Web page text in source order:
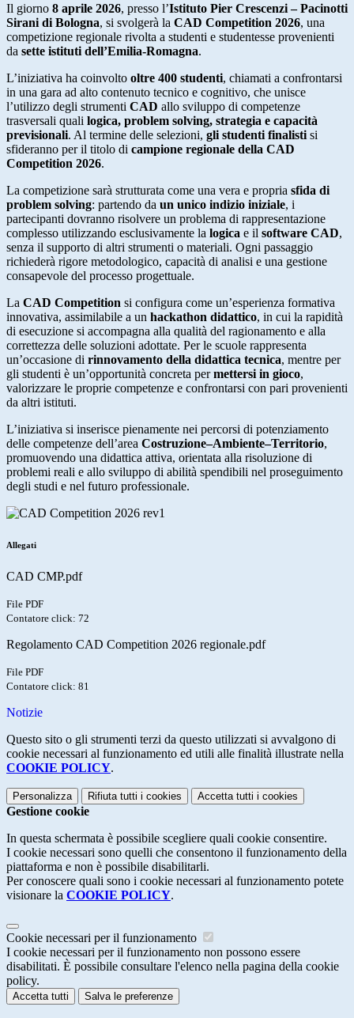
Il giorno 8 aprile 2026, presso l’Istituto Pier Crescenzi – Pacinotti
Sirani di Bologna, si svolgerà la CAD Competition 2026, una
competizione regionale rivolta a studenti e studentesse provenienti
da sette istituti dell’Emilia-Romagna.
L’iniziativa ha coinvolto oltre 400 studenti, chiamati a confrontarsi
in una gara ad alto contenuto tecnico e cognitivo, che unisce
l’utilizzo degli strumenti CAD allo sviluppo di competenze
trasversali quali logica, problem solving, strategia e capacità
previsionali. Al termine delle selezioni, gli studenti finalisti si
sfideranno per il titolo di campione regionale della CAD
Competition 2026.
La competizione sarà strutturata come una vera e propria sfida di
problem solving: partendo da un unico indizio iniziale, i
partecipanti dovranno risolvere un problema di rappresentazione
complesso utilizzando esclusivamente la logica e il software CAD,
senza il supporto di altri strumenti o materiali. Ogni passaggio
richiederà rigore metodologico, capacità di analisi e una gestione
consapevole del processo progettuale.
La CAD Competition si configura come un’esperienza formativa
innovativa, assimilabile a un hackathon didattico, in cui la rapidità
di esecuzione si accompagna alla qualità del ragionamento e alla
correttezza delle soluzioni adottate. Per le scuole rappresenta
un’occasione di rinnovamento della didattica tecnica, mentre per
gli studenti è un’opportunità concreta permettersi in gioco,
valorizzare le proprie competenze e confrontarsi con pari provenienti
da altri istituti.
L’iniziativa si inserisce pienamente nei percorsi di potenziamento
delle competenze dell’area Costruzione–Ambiente–Territorio,
promuovendo una didattica attiva, orientata alla risoluzione di
problemi reali e allo sviluppo di abilità spendibili nel proseguimento
degli studi e nel futuro professionale.
Allegati
CAD CMP.pdf
File PDF
Contatore click: 72
Regolamento CAD Competition 2026 regionale.pdf
File PDF
Contatore click: 81
Notizie
Questo sito o gli strumenti terzi da questo utilizzati si avvalgono di
cookie necessari al funzionamento ed utili alle finalità illustrate nella
COOKIE POLICY.
Personalizza Rifiuta tutti i cookies Accetta tutti i cookies
Gestione cookie
In questa schermata è possibile scegliere quali cookie consentire.
I cookie necessari sono quelli che consentono il funzionamento della
piattaforma e non è possibile disabilitarli.
Per conoscere quali sono i cookie necessari al funzionamento potete
visionare la COOKIE POLICY.
Cookie necessari per il funzionamento
I cookie necessari per il funzionamento non possono essere
disabilitati. È possibile consultare l'elenco nella pagina della cookie
policy.
Accetta tutti Salva le preferenze